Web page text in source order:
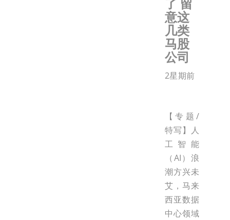
意这
几类
马股
公司
2星期前
【专题/
特写】人
工智能
（AI）浪
潮方兴未
艾，马来
西亚数据
中心领域